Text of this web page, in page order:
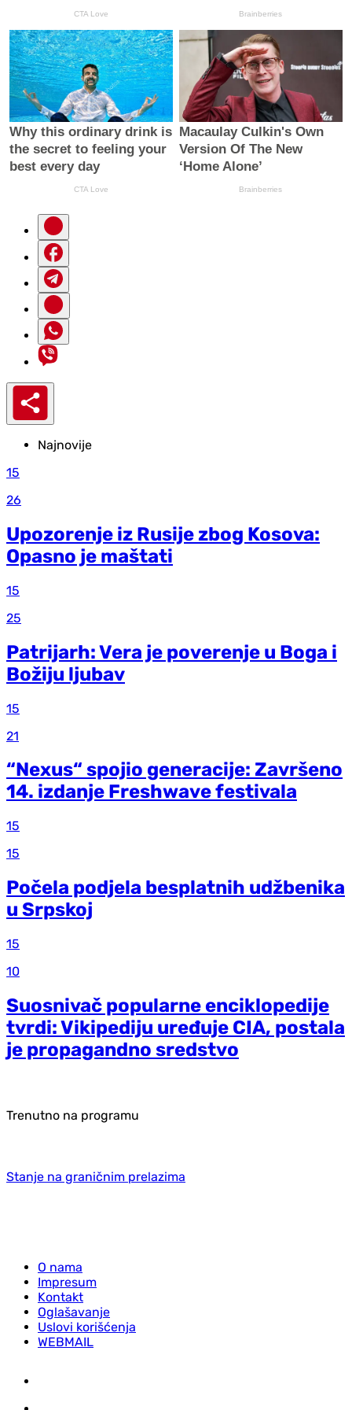
Najnovije
15
26
Upozorenje iz Rusije zbog Kosova:
Opasno je maštati
15
25
Patrijarh: Vera je poverenje u Boga i
Božiju ljubav
15
21
“Nexus“ spojio generacije: Završeno
14. izdanje Freshwave festivala
15
15
Počela podjela besplatnih udžbenika
u Srpskoj
15
10
Suosnivač popularne enciklopedije
tvrdi: Vikipediju uređuje CIA, postala
je propagandno sredstvo
Trenutno na programu
Stanje na graničnim prelazima
O nama
Impresum
Kontakt
Oglašavanje
Uslovi korišćenja
WEBMAIL